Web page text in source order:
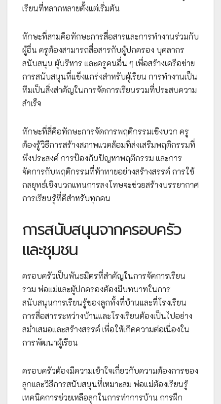
เรียนที่หลากหลายตั้งแต่เริ่มต้น
ทักษะที่สามคือทักษะการสื่อสารและการทำงานร่วมกับ
ผู้อื่น ครูต้องสามารถสื่อสารกับผู้ปกครอง บุคลากร
สนับสนุน ผู้บริหาร และครูคนอื่น ๆ เพื่อสร้างเครือข่าย
การสนับสนุนที่แข็งแกร่งสำหรับผู้เรียน การทำงานเป็น
ทีมเป็นสิ่งสำคัญในการจัดการเรียนรวมที่ประสบความ
สำเร็จ
ทักษะที่สี่คือทักษะการจัดการพฤติกรรมเชิงบวก ครู
ต้องรู้วิธีการสร้างสภาพแวดล้อมที่ส่งเสริมพฤติกรรมที่
พึงประสงค์ การป้องกันปัญหาพฤติกรรม และการ
จัดการกับพฤติกรรมที่ท้าทายอย่างสร้างสรรค์ การใช้
กลยุทธ์เชิงบวกแทนการลงโทษจะช่วยสร้างบรรยากาศ
การเรียนรู้ที่ดีสำหรับทุกคน
การสนับสนุนจากครอบครัว
และชุมชน
ครอบครัวเป็นพันธมิตรที่สำคัญในการจัดการเรียน
รวม พ่อแม่และผู้ปกครองต้องมีบทบาทในการ
สนับสนุนการเรียนรู้ของลูกทั้งที่บ้านและที่โรงเรียน
การสื่อสารระหว่างบ้านและโรงเรียนต้องเป็นไปอย่าง
สม่ำเสมอและสร้างสรรค์ เพื่อให้เกิดความต่อเนื่องใน
การพัฒนาผู้เรียน
ครอบครัวต้องมีความเข้าใจเกี่ยวกับความต้องการของ
ลูกและวิธีการสนับสนุนที่เหมาะสม พ่อแม่ต้องเรียนรู้
เทคนิคการช่วยเหลือลูกในการทำการบ้าน การฝึก